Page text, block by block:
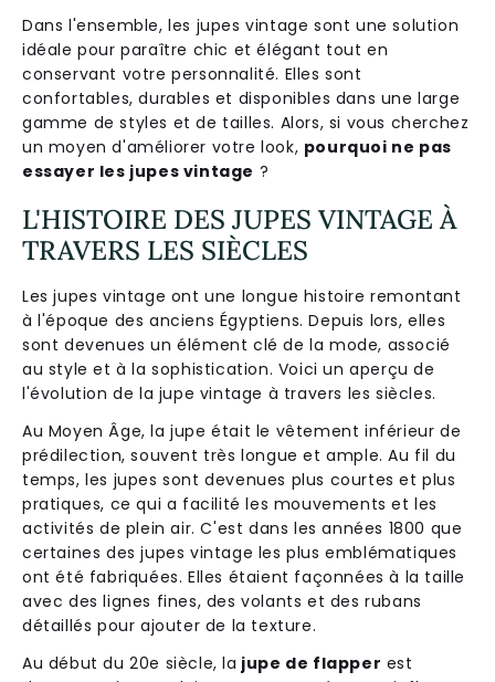
Dans l'ensemble, les jupes vintage sont une solution
idéale pour paraître chic et élégant tout en
conservant votre personnalité. Elles sont
confortables, durables et disponibles dans une large
gamme de styles et de tailles. Alors, si vous cherchez
un moyen d'améliorer votre look, pourquoi ne pas
essayer les jupes vintage ?
L'HISTOIRE DES JUPES VINTAGE À
TRAVERS LES SIÈCLES
Les jupes vintage ont une longue histoire remontant
à l'époque des anciens Égyptiens. Depuis lors, elles
sont devenues un élément clé de la mode, associé
au style et à la sophistication. Voici un aperçu de
l'évolution de la jupe vintage à travers les siècles.
Au Moyen Âge, la jupe était le vêtement inférieur de
prédilection, souvent très longue et ample. Au fil du
temps, les jupes sont devenues plus courtes et plus
pratiques, ce qui a facilité les mouvements et les
activités de plein air. C'est dans les années 1800 que
certaines des jupes vintage les plus emblématiques
ont été fabriquées. Elles étaient façonnées à la taille
avec des lignes fines, des volants et des rubans
détaillés pour ajouter de la texture.
Au début du 20e siècle, la jupe de flapper est